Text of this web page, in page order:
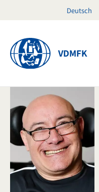
Deutsch
VDMFK